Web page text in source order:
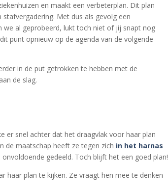
en maakt een verbeterplan. Dit plan
Met dus als gevolg een
we al geprobeerd, lukt toch niet of jij snapt nog
punt opnieuw op de agenda van de volgende
in de put getrokken te hebben met de
de slag.
er snel achter dat het draagvlak voor haar plan
de maatschap heeft ze tegen zich in het harnas
gedeeld. Toch blijft het een goed plan!
haar plan te kijken. Ze vraagt hen mee te denken